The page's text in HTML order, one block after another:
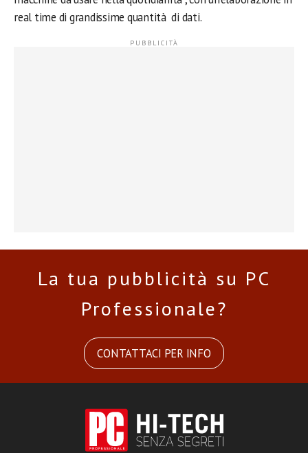
real time di grandissime quantità di dati.
La tua pubblicità su PC
Professionale?
CONTATTACI PER INFO